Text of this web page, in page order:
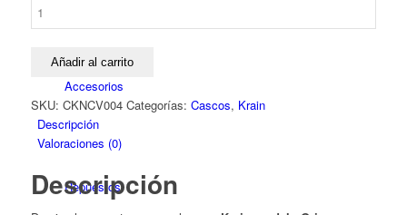
Accesorios
Repuestos
Certificado
y
Visor
Gris
cantidad
Añadir al carrito
SKU: CKNCV004 Categorías: Cascos, Krain
Descripción
Valoraciones (0)
Descripción